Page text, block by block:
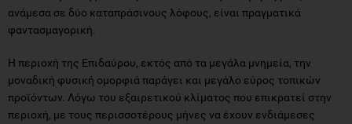
ανάμεσα σε δύο καταπράσινους λόφους, είναι πραγματικά
φαντασμαγορική.
Η περιοχή της Επιδαύρου, εκτός από τα μεγάλα μνημεία, την
μοναδική φυσική ομορφιά παράγει και μεγάλο εύρος τοπικών
προϊόντων. Λόγω του εξαιρετικού κλίματος που επικρατεί στην
περιοχή, με τους περισσοτέρους μήνες να έχουν ενδιάμεσες